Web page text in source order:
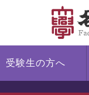
受験生の方へ